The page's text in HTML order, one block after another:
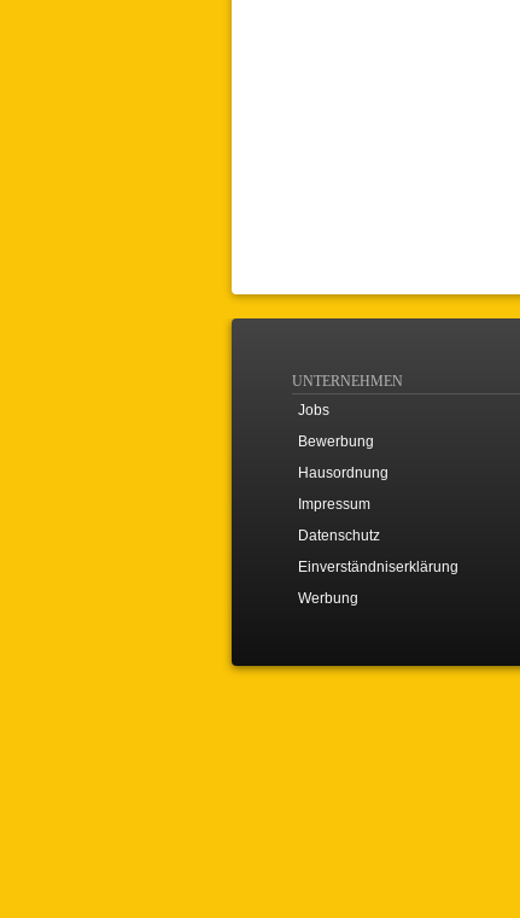
UNTERNEHMEN
Jobs
Bewerbung
Hausordnung
Impressum
Datenschutz
Einverständniserklärung
Werbung